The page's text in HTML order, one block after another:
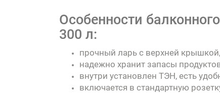
Особенности
300 л:
прочный ларь с верхней
надежно хранит запасы
внутри установлен ТЭН, есть
включается в стандартную